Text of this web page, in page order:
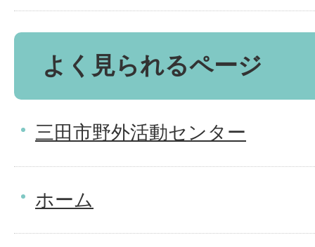
よく見られるページ
三田市野外活動センター
ホーム